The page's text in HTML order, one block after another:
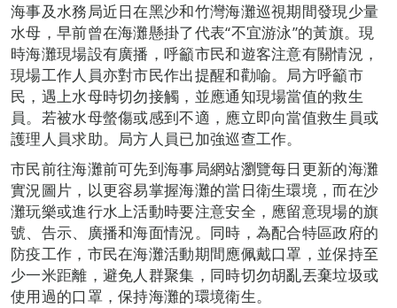
海事及水務局近日在黑沙和竹灣海灘巡視期間發現少量
水母，早前曾在海灘懸掛了代表“不宜游泳”的黃旗。現
時海灘現場設有廣播，呼籲市民和遊客注意有關情況，
現場工作人員亦對市民作出提醒和勸喻。局方呼籲市
民，遇上水母時切勿接觸，並應通知現場當值的救生
員。若被水母螫傷或感到不適，應立即向當值救生員或
護理人員求助。局方人員已加強巡查工作。
市民前往海灘前可先到海事局網站瀏覽每日更新的海灘
實況圖片，以更容易掌握海灘的當日衛生環境，而在沙
灘玩樂或進行水上活動時要注意安全，應留意現場的旗
號、告示、廣播和海面情況。同時，為配合特區政府的
防疫工作，市民在海灘活動期間應佩戴口罩，並保持至
少一米距離，避免人群聚集，同時切勿胡亂丟棄垃圾或
使用過的口罩，保持海灘的環境衛生。